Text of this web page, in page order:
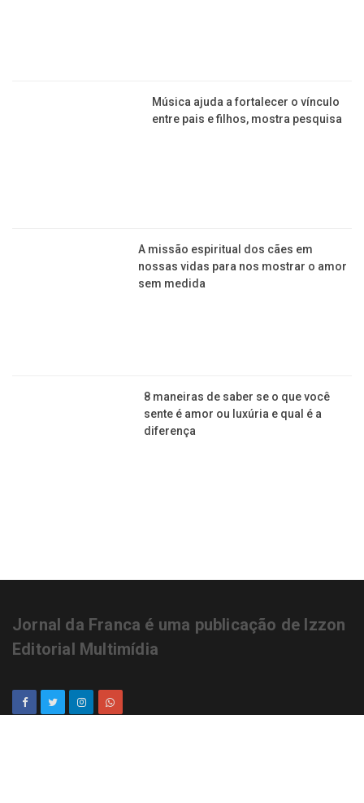
Música ajuda a fortalecer o vínculo
entre pais e filhos, mostra pesquisa
A missão espiritual dos cães em
nossas vidas para nos mostrar o amor
sem medida
8 maneiras de saber se o que você
sente é amor ou luxúria e qual é a
diferença
Jornal da Franca é uma publicação de Izzon
Editorial Multimídia